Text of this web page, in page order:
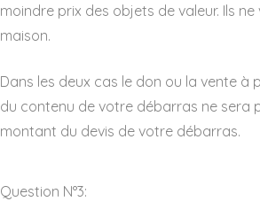
moindre prix des objets de valeur. Ils
maison.
Dans les deux cas le don ou la vente à
du contenu de votre débarras ne sera
montant du devis de votre débarras.
Question N°3: